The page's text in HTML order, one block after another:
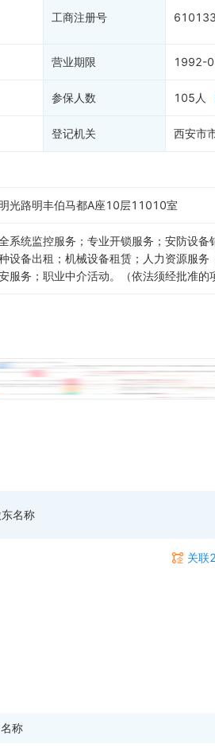
工商注册号
营业期限 1992-
参保人数 105人
登记机关 西安市
光路明丰伯马都A座10层11010室
系统监控服务；专业开锁服务；安防设
设备出租；机械设备租赁；人力资源服
服务；职业中介活动。（依法须经批准
名称
关联
名称